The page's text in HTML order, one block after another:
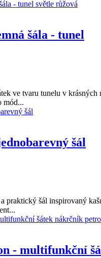
šála - tunel
ve tvaru tunelu v krásných
mód...
šál
praktický šál inspirovaný
- multifunkční